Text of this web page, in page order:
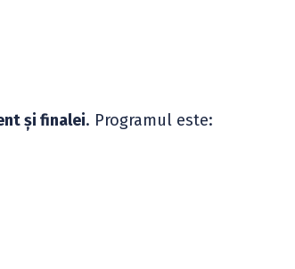
și finalei. Programul este: